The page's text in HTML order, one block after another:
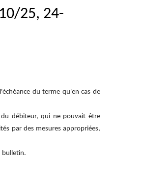
25, 24-
du terme qu'en cas de
débiteur, qui ne pouvait être
par des mesures appropriées,
bulletin.